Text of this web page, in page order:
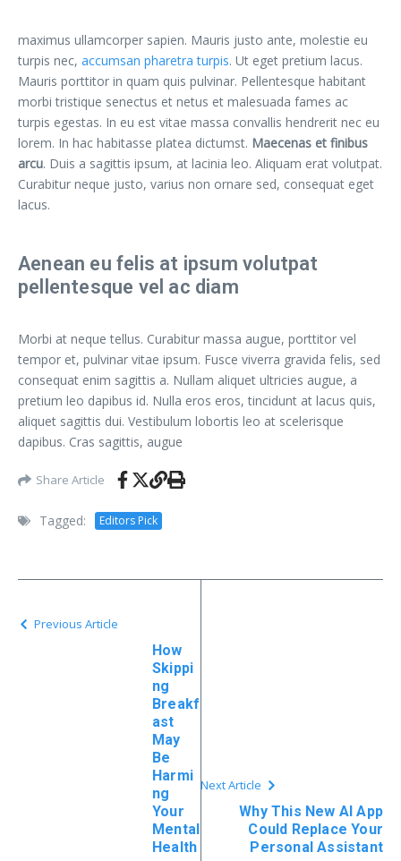
maximus ullamcorper sapien. Mauris justo ante, molestie eu
turpis nec, accumsan pharetra turpis. Ut eget pretium lacus.
Mauris porttitor in quam quis pulvinar. Pellentesque habitant
morbi tristique senectus et netus et malesuada fames ac
turpis egestas. In eu est vitae massa convallis hendrerit nec eu
lorem. In hac habitasse platea dictumst. Maecenas et finibus
arcu. Duis a sagittis ipsum, at lacinia leo. Aliquam erat volutpat.
Curabitur neque justo, varius non ornare sed, consequat eget
lacus.
Aenean eu felis at ipsum volutpat
pellentesque vel ac diam
Morbi at neque tellus. Curabitur massa augue, porttitor vel
tempor et, pulvinar vitae ipsum. Fusce viverra gravida felis, sed
consequat enim sagittis a. Nullam aliquet ultricies augue, a
pretium leo dapibus id. Nulla eros eros, tincidunt at lacus quis,
aliquet sagittis dui. Vestibulum lobortis leo at scelerisque
dapibus. Cras sagittis, augue
Share Article
Tagged: Editors Pick
Previous Article
How
Skippi
ng
Breakf
ast
May
Be
Harmi
ng
Your
Mental
Health
Next Article
Why This New AI App
Could Replace Your
Personal Assistant